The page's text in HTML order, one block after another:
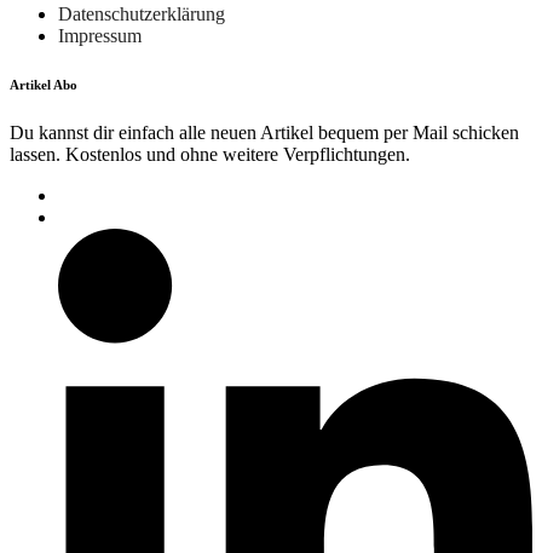
Datenschutzerklärung
Impressum
Artikel Abo
Du kannst dir einfach alle neuen Artikel bequem per Mail schicken
lassen. Kostenlos und ohne weitere Verpflichtungen.